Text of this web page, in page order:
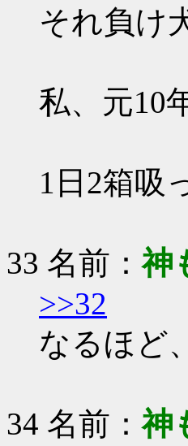
それ負け
私、元10
1日2箱吸
33 名前：神
>>32
なるほど
34 名前：神